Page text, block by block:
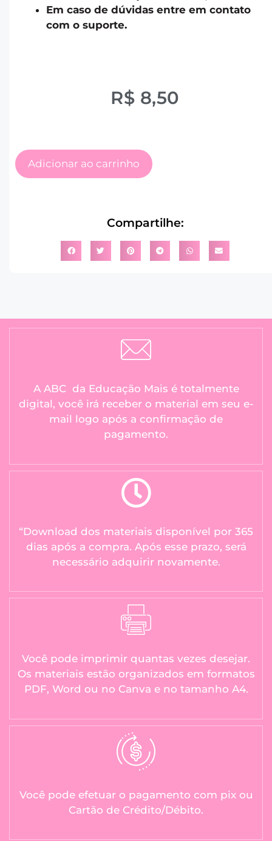
Em caso de dúvidas entre em contato
com o suporte.
R$ 8,50
Adicionar ao carrinho
Compartilhe:
A ABC da Educação Mais é totalmente
digital, você irá receber o material em seu e-
mail logo após a confirmação de
pagamento.
“Download dos materiais disponível por 365
dias após a compra. Após esse prazo, será
necessário adquirir novamente.
Você pode imprimir quantas vezes desejar.
Os materiais estão organizados em formatos
PDF, Word ou no Canva e no tamanho A4.
Você pode efetuar o pagamento com pix ou
Cartão de Crédito/Débito.